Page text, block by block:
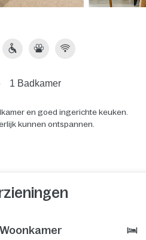
1 Badkamer
en goed ingerichte keuken.
kunnen ontspannen.
Woonkamer